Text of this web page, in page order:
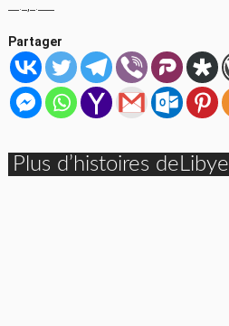
Partager
Plus d’histoires deLibye